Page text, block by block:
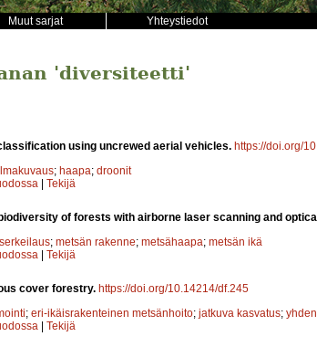
Muut sarjat Yhteystiedot
'diversiteetti'
using uncrewed aerial vehicles. https://doi.org/
; haapa; droonit
| Tekijä
of forests with airborne laser scanning and
; metsän rakenne; metsähaapa; metsän ikä
| Tekijä
cover forestry. https://doi.org/10.14214/df.245
; eri-ikäisrakenteinen metsänhoito; jatkuva kasvatus;
| Tekijä